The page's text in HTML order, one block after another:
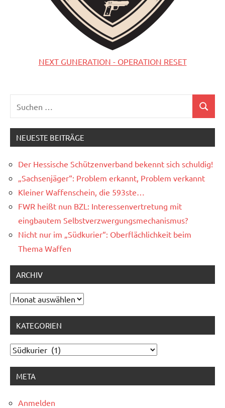
NEXT GUNERATION - OPERATION RESET
nach:
Suchen
NEUESTE BEITRÄGE
Der Hessische Schützenverband bekennt sich schuldig!
„Sachsenjäger“: Problem erkannt, Problem verkannt
Kleiner Waffenschein, die 593ste…
FWR heißt nun BZL: Interessenvertretung mit
eingbautem Selbstverzwergungsmechanismus?
Nicht nur im „Südkurier“: Oberflächlichkeit beim
Thema Waffen
ARCHIV
Archiv
KATEGORIEN
Kategorien
META
Anmelden